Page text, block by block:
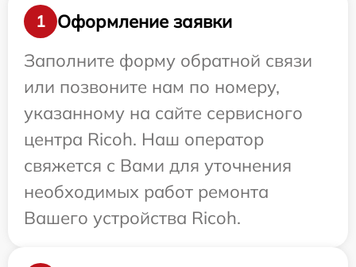
1
Оформление заявки
Заполните форму обратной связи
или позвоните нам по номеру,
указанному на сайте сервисного
центра Ricoh. Наш оператор
свяжется с Вами для уточнения
необходимых работ ремонта
Вашего устройства Ricoh.